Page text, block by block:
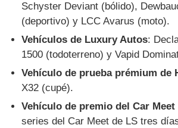
Schyster Deviant (bólido),
(deportivo) y LCC Avarus (moto).
Vehículos de Luxury Autos:
1500 (todoterreno) y Vapid
Vehículo de prueba prémium de
X32 (cupé).
Vehículo de premio del Car Meet
series del Car Meet de LS tres